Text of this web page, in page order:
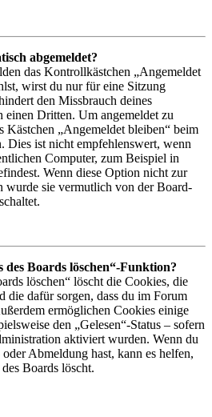
abgemeldet?
das Kontrollkästchen „Angemeldet
wirst du nur für eine Sitzung
den Missbrauch deines
einen Dritten. Um angemeldet zu
Kästchen „Angemeldet bleiben“ beim
Dies ist nicht empfehlenswert, wenn
Computer, zum Beispiel in
Wenn diese Option nicht zur
wurde sie vermutlich von der Board-
des Boards löschen“-Funktion?
löschen“ löscht die Cookies, die
die dafür sorgen, dass du im Forum
ermöglichen Cookies einige
den „Gelesen“-Status – sofern
aktiviert wurden. Wenn du
Abmeldung hast, kann es helfen,
Boards löscht.